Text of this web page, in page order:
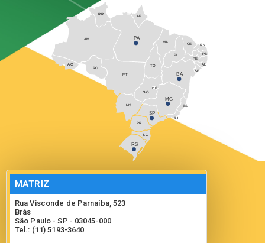
BA
SE
PE
AL
AM PA
MT
RO
AC
AP
RJ
RS
SC
PR
SP
MS
GO
MG
ES
PI
CE
RR
TO
MA
RN
PB
DF
MATRIZ
Rua Visconde de Parnaíba, 523
Brás
São Paulo - SP - 03045-000
Tel.: (11) 5193-3640